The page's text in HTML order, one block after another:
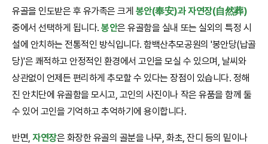
유골을 인도받은 후 유가족은 크게 봉안(奉安)과 자연장(自然葬)
중에서 선택하게 됩니다.봉안은 유골함을 실내 또는 실외의 특정 시
설에 안치하는 전통적인 방식입니다. 함백산추모공원의 '봉안당(납골
당)'은 쾌적하고 안정적인 환경에서 고인을 모실 수 있으며, 날씨와
상관없이 언제든 편리하게 추모할 수 있다는 장점이 있습니다. 정해
진 안치단에 유골함을 모시고, 고인의 사진이나 작은 유품을 함께 둘
수 있어 고인을 기억하고 추억하기에 용이합니다.
반면,자연장은 화장한 유골의 골분을 나무, 화초, 잔디 등의 밑이나